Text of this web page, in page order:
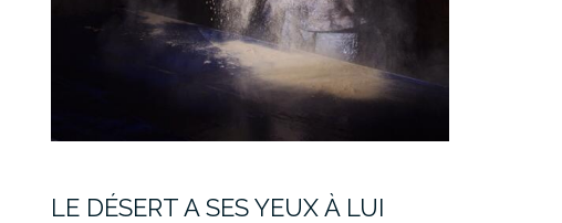
LE DÉSERT A SES YEUX À LUI